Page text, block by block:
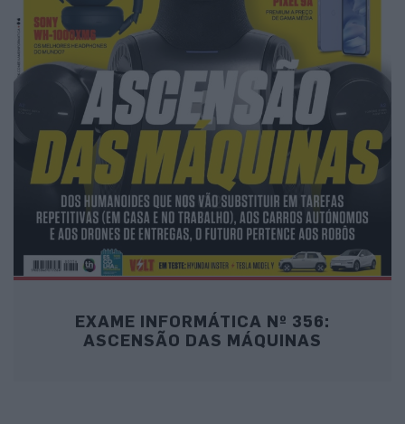
EXAME INFORMÁTICA Nº 356:
ASCENSÃO DAS MÁQUINAS